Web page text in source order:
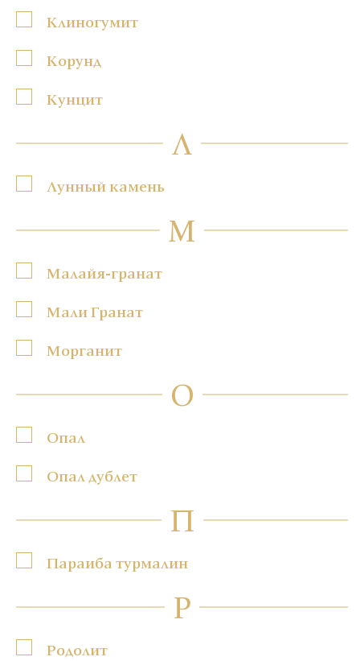
Клиногумит
Корунд
Кунцит
Л
Лунный камень
М
Малайя-гранат
Мали Гранат
Морганит
О
Опал
Опал дублет
П
Параиба турмалин
Р
Родолит